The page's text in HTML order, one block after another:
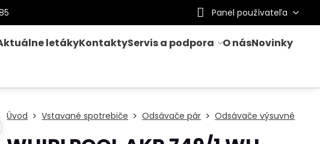
Panel používateľa
letákyKontaktyServis a podpora O násNovinky
Úvod Vstavané spotrebiče Odsávače pár Odsávače výsuvné